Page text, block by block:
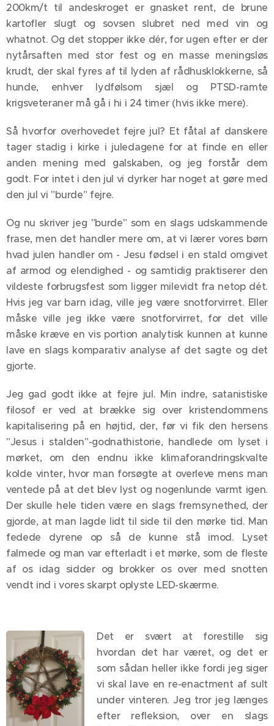
200km/t til andeskroget er gnasket rent, de brune
kartofler slugt og sovsen slubret ned med vin og
whatnot. Og det stopper ikke dér, for ugen efter er der
nytårsaften med stor fest og en masse meningsløs
krudt, der skal fyres af til lyden af rådhusklokkerne, så
hunde, enhver lydfølsom sjæl og PTSD-ramte
krigsveteraner må gå i hi i 24 timer (hvis ikke mere).
Så hvorfor overhovedet fejre jul? Et fåtal af danskere
tager stadig i kirke i juledagene for at finde en eller
anden mening med galskaben, og jeg forstår dem
godt. For intet i den jul vi dyrker har noget at gøre med
den jul vi "burde" fejre.
Og nu skriver jeg "burde" som en slags udskammende
frase, men det handler mere om, at vi lærer vores børn
hvad julen handler om - Jesu fødsel i en stald omgivet
af armod og elendighed - og samtidig praktiserer den
vildeste forbrugsfest som ligger milevidt fra netop dét.
Hvis jeg var barn idag, ville jeg være snotforvirret. Eller
måske ville jeg ikke være snotforvirret, for det ville
måske kræve en vis portion analytisk kunnen at kunne
lave en slags komparativ analyse af det sagte og det
gjorte.
Jeg gad godt ikke at fejre jul. Min indre, satanistiske
filosof er ved at brække sig over kristendommens
kapitalisering på en højtid, der, før vi fik den hersens
"Jesus i stalden"-godnathistorie, handlede om lyset i
mørket, om den endnu ikke klimaforandringskvalte
kolde vinter, hvor man forsøgte at overleve mens man
ventede på at det blev lyst og nogenlunde varmt igen.
Der skulle hele tiden være en slags fremsynethed, der
gjorde, at man lagde lidt til side til den mørke tid. Man
fedede dyrene op så de kunne stå imod. Lyset
falmede og man var efterladt i et mørke, som de fleste
af os idag sidder og brokker os over med snotten
vendt ind i vores skarpt oplyste LED-skærme.
Det er svært at forestille sig
hvordan det har været, og det er
som sådan heller ikke fordi jeg siger
vi skal lave en re-enactment af sult
under vinteren. Jeg tror jeg længes
efter refleksion, over en slags